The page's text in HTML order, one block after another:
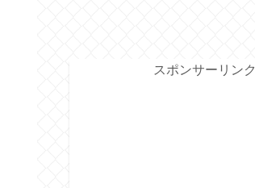
スポンサーリンク